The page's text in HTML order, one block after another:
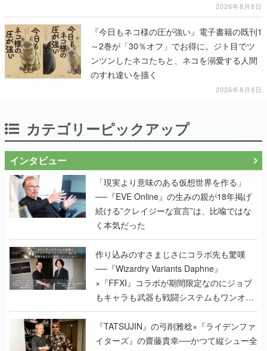
2026年8月8日
『今日もネコ様の圧が強い』電子書籍の既刊1
～2巻が「30％オフ」でお得に。ジト目でツ
ンツンしたネコたちと、ネコを溺愛する人間
のすれ違いを描く
2026年8月8日
カテゴリーピックアップ
インタビュー
「現実より意味のある仮想世界を作る」
──『EVE Online』の生みの親が18年掲げ
続ける”クレイジーな宣言”は、比喩ではな
く本気だった
作り込みのすさまじさにコラボ先も驚嘆
──『Wizardry Variants Daphne』
×『FFXI』コラボが期間限定なのにジョブ
もキャラも武器も戦闘システムもワンオフ
で作り込まれた理由を両ディレクターに聞
く
『TATSUJIN』の弓削雅稔×『ライデンファ
イターズ』の齋藤貴幸──かつて縦シュー全